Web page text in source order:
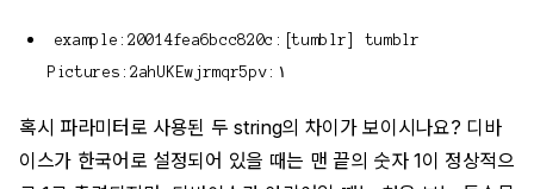
example:20014fea6bcc820c:[tumblr] tumblr
Pictures:2ahUKEwjrmqr5pv:١
혹시 파라미터로 사용된 두 string의 차이가 보이시나요? 디바
이스가 한국어로 설정되어 있을 때는 맨 끝의 숫자 1이 정상적으